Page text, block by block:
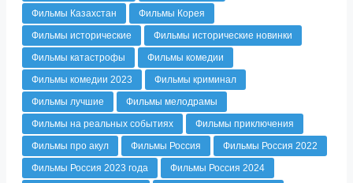
Фильмы Казахстан
Фильмы Корея
Фильмы исторические
Фильмы исторические новинки
Фильмы катастрофы
Фильмы комедии
Фильмы комедии 2023
Фильмы криминал
Фильмы лучшие
Фильмы мелодрамы
Фильмы на реальных событиях
Фильмы приключения
Фильмы про акул
Фильмы Россия
Фильмы Россия 2022
Фильмы Россия 2023 года
Фильмы Россия 2024